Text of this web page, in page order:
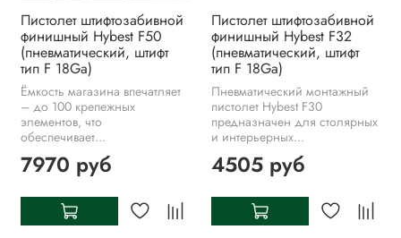
Пистолет штифтозабивной
финишный Hybest F50
(пневматический, штифт
тип F 18Ga)
Ёмкость магазина впечатляет
– до 100 крепежных
элементов, что
обеспечивает...
7970 руб
Пистолет штифтозабивной
финишный Hybest F32
(пневматический, штифт
тип F 18Ga)
Пневматический монтажный
пистолет Hybest F30
предназначен для столярных
и интерьерных...
4505 руб